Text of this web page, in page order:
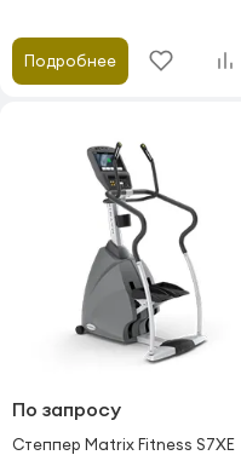
Подробнее
По запросу
Степпер Matrix Fitness S7XE